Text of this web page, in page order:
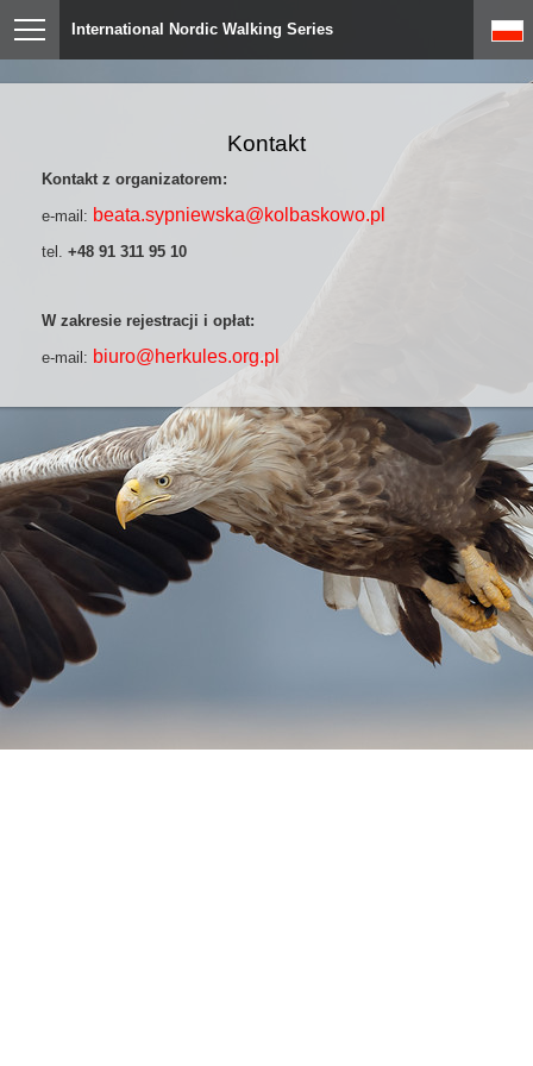
International Nordic Walking Series
Kontakt
Kontakt z organizatorem:
e-mail: beata.sypniewska@kolbaskowo.pl
tel. +48 91 311 95 10
W zakresie rejestracji i opłat:
e-mail: biuro@herkules.org.pl